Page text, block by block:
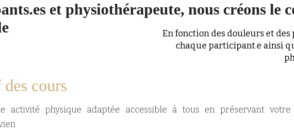
et physiothérapeute, nous créons le
En fonction des douleurs et
chaque participant.e ainsi
des cours
activité physique adaptée accessible à tous en préservant votre